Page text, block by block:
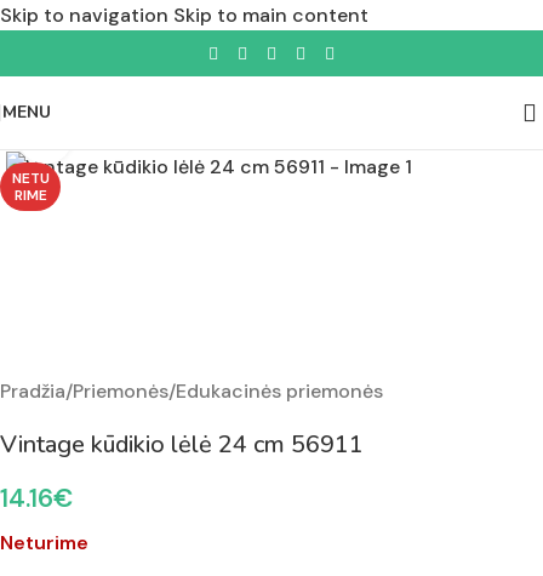
Skip to navigation Skip to main content
MENU
NETU
RIME
Pradžia/Priemonės/Edukacinės priemonės
Vintage kūdikio lėlė 24 cm 56911
14.16€
Neturime